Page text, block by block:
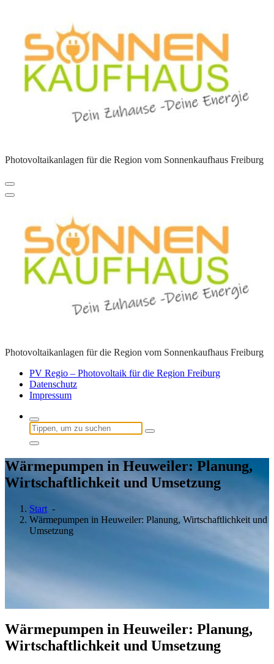
springen
Photovoltaikanlagen für die Region vom Sonnenkaufhaus Freiburg
Photovoltaikanlagen für die Region vom Sonnenkaufhaus Freiburg
PV Regio – Photovoltaik für die Region Freiburg
Datenschutz
Impressum
Suchen
nach:
Wärmepumpen in Heuweiler: Planung,
Wirtschaftlichkeit und Umsetzung
Start -
Wärmepumpen in Heuweiler: Planung, Wirtschaftlichkeit und
Umsetzung
Wärmepumpen in Heuweiler: Planung,
Wirtschaftlichkeit und Umsetzung